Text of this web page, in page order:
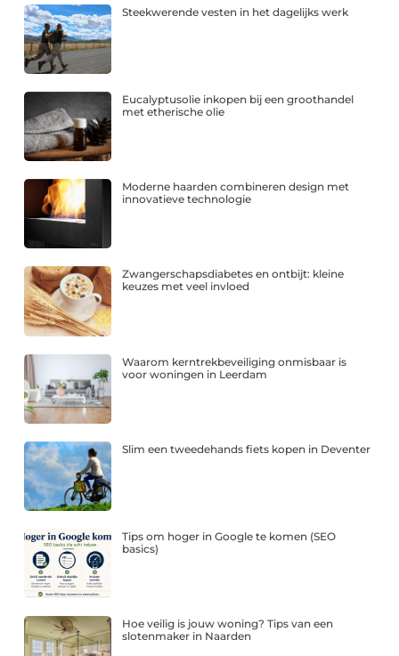
Steekwerende vesten in het dagelijks werk
Eucalyptusolie inkopen bij een groothandel
met etherische olie
Moderne haarden combineren design met
innovatieve technologie
Zwangerschapsdiabetes en ontbijt: kleine
keuzes met veel invloed
Waarom kerntrekbeveiliging onmisbaar is
voor woningen in Leerdam
Slim een tweedehands fiets kopen in Deventer
Tips om hoger in Google te komen (SEO
basics)
Hoe veilig is jouw woning? Tips van een
slotenmaker in Naarden